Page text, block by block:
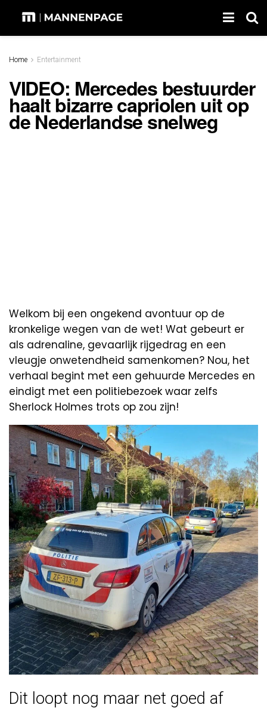
Home Entertainment
VIDEO: Mercedes bestuurder
haalt bizarre capriolen uit op
de Nederlandse snelweg
Welkom bij een ongekend avontuur op de
kronkelige wegen van de wet! Wat gebeurt er
als adrenaline, gevaarlijk rijgedrag en een
vleugje onwetendheid samenkomen? Nou, het
verhaal begint met een gehuurde Mercedes en
eindigt met een politiebezoek waar zelfs
Sherlock Holmes trots op zou zijn!
Dit loopt nog maar net goed af